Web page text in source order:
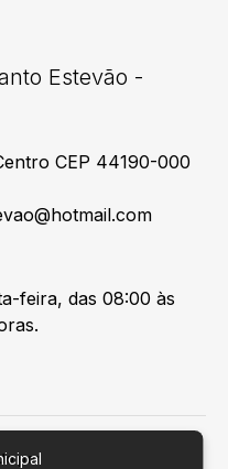
Estevão -
CEP 44190-000
feira, das 08:00 às
por